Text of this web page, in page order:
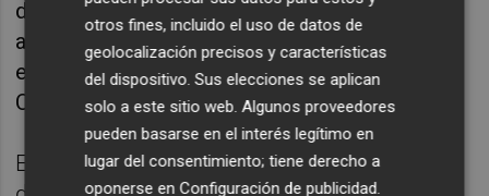
de la industria en general, así como a todas
aquellas empresas que sean consideradas
estratégicas para la economía de la
Comunitat Valenciana.
Este fondo se articulará a través de
otros fines, incluido el uso de datos de
geolocalización precisos y características
del dispositivo. Sus elecciones se aplican
solo a este sitio web. Algunos proveedores
pueden basarse en el interés legítimo en
lugar del consentimiento; tiene derecho a
oponerse enConfiguración de publicidad.